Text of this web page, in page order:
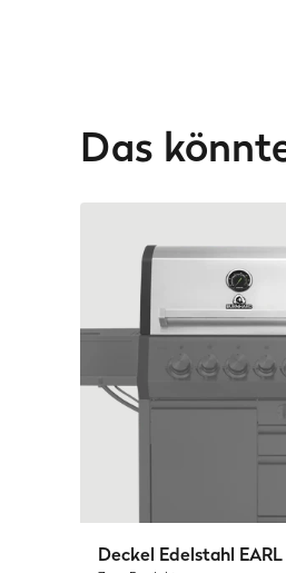
Das
Deckel Edelstahl